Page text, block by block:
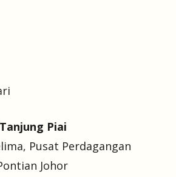
Piai
Pusat Perdagangan
Johor